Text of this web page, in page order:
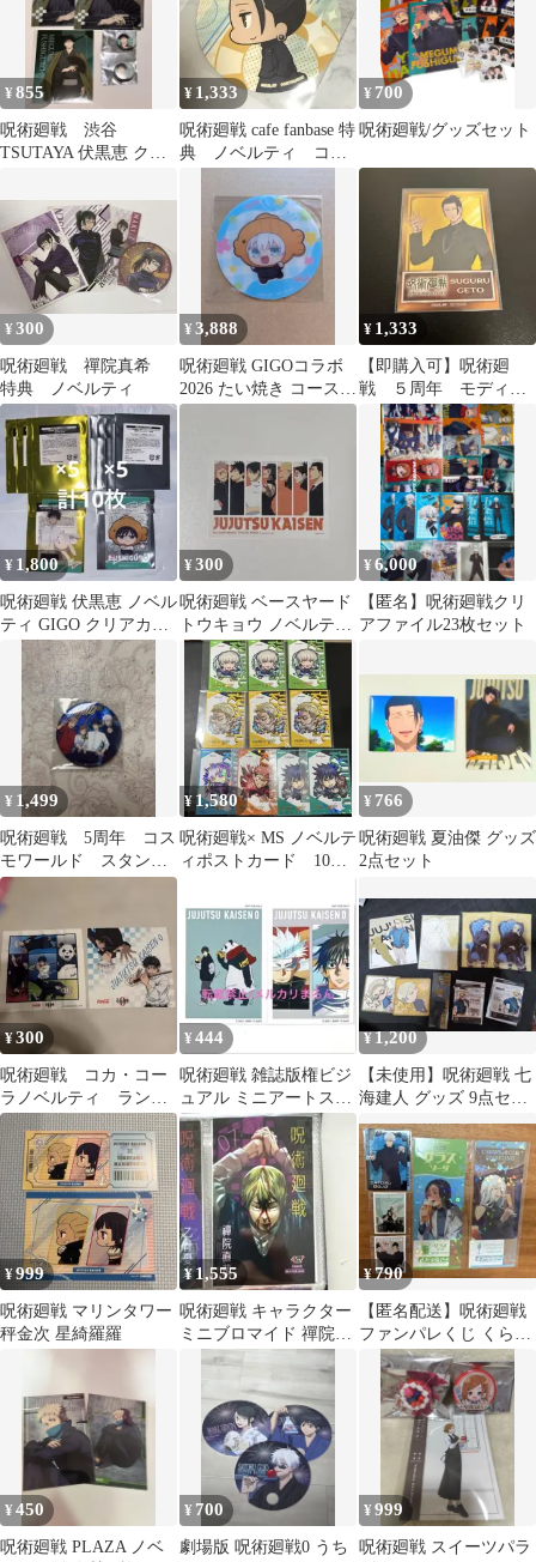
¥855
呪術廻戦 渋谷
TSUTAYA 伏黒恵 クリ
典
¥ 1,333
呪術廻戦 cafe fanbase 特
典 ノベルティ コー
¥ 700
呪術廻戦/グッズセット
¥300
呪術廻戦 禪院真希
特典 ノベルティ
¥3,888
呪術廻戦 GIGOコラボ
2026 たい焼き コースタ
ー 五条悟
¥ 1,333
【即購入可】呪術廻
戦 ５周年 モディ
購入特典 イラストカ
ード 夏油傑
¥ 1,800
呪術廻戦 伏黒恵 ノベル
ティ GIGO クリアカー
¥300
呪術廻戦 ベースヤード
トウキョウ ノベルティ
フォトカード
¥6,000
【匿名】呪術廻戦クリ
アファイル23枚セット
¥ 1,499
呪術廻戦 5周年 コス
モワールド スタンプ
ラリー 特典 缶バッ
ジ 五条 悟
¥1,580
呪術廻戦× MS ノベルテ
ィポストカード 10枚
¥ 766
呪術廻戦 夏油傑 グッズ
2点セット
¥300
呪術廻戦 コカ・コー
ラノベルティ ランチ
ョンマット クロス
ハンカチ乙骨 五条
¥ 444
呪術廻戦 雑誌版権ビジ
ュアル ミニアートステ
ッカー 五条悟、乙骨憂
太、パンダ
¥1,200
【未使用】呪術廻戦 七
海建人 グッズ 9点セッ
ト カフェ PLAZA 特典
カード
¥999
呪術廻戦 マリンタワー
秤金次 星綺羅羅
¥1,555
呪術廻戦 キャラクター
ミニブロマイド 禪院直
哉 ジャンプショップ ジ
ャンショ
¥790
【匿名配送】呪術廻戦
ファンパレくじ くら寿
司 ベースヤード カード
ステッカー
¥450
呪術廻戦 PLAZA ノベ
¥ 700
劇場版 呪術廻戦0 うち
¥999
呪術廻戦 スイーツパラ